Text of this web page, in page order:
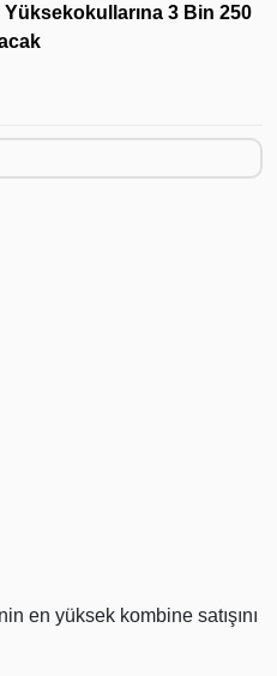
Yüksekokullarına 3 Bin 250